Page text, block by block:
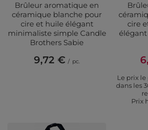
Brûleur aromatique en
céramique blanche pour
cire et huile élégant
minimaliste simple Candle
Brothers Sabie
9,72 € / pc.
cire
Le prix
dans les
Prix